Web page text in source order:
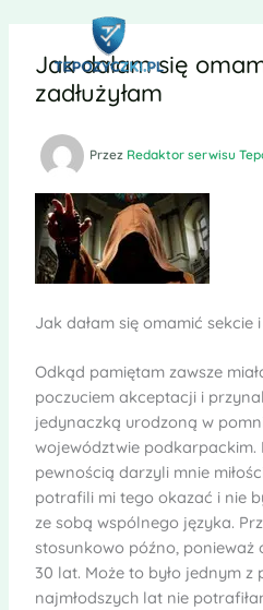
Jak dałam się
zadłużyłam
Przez Redaktor serwisu
Jak dałam się omamić sekcie i
Odkąd pamiętam zawsze
poczuciem akceptacji i
jedynaczką urodzoną w
województwie podkarpackim.
pewnością darzyli mnie
potrafili mi tego okazać i nie
ze sobą wspólnego języka.
stosunkowo późno, ponieważ
30 lat. Może to było jednym
najmłodszych lat nie